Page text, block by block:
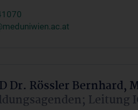
Dr. Rössler Bernhard,
Leitung